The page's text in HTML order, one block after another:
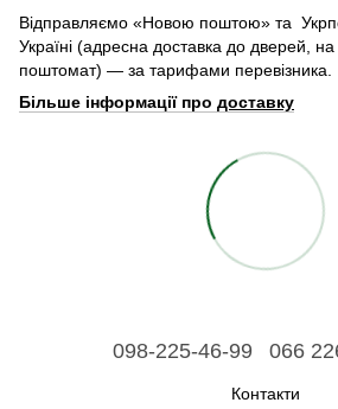
Відправляємо «Новою поштою» та
Україні (адресна доставка до дверей, на
поштомат) — за тарифами перевізника.
Більше інформації про доставку
098-225-46-99 066
Контакти